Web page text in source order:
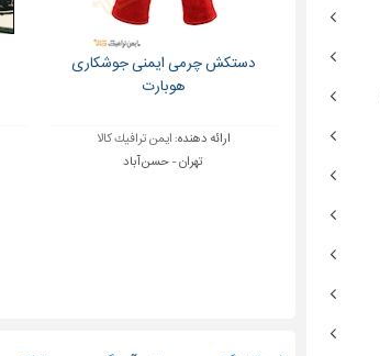
دستکش چرمی ایمنی جوشکاری
هوبارت
ارائه دهنده: ايمن ترافيك كالا
تهران - حسن آباد